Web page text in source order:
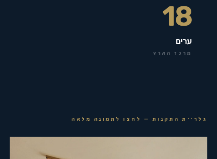
18
ערים
מרכז הארץ
גלריית התקנות — לחצו לתמונה מלאה